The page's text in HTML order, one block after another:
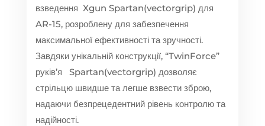
взведення Xgun Spartan(vectorgrip) для
AR-15, розроблену для забезпечення
максимальної ефективності та зручності.
Завдяки унікальній конструкції, “TwinForce”
руків’я Spartan(vectorgrip) дозволяє
стрільцю швидше та легше взвести зброю,
надаючи безпрецедентний рівень контролю та
надійності.